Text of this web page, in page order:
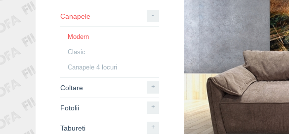
Canapele -
Modern
Clasic
Canapele 4 locuri
Coltare +
Fotolii +
Tabureti +